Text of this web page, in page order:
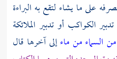
على ما يشاء لتقع به البراءة
الكواكب أو تدبير الملائكة
من السماء من ماءإلى آخرها قال